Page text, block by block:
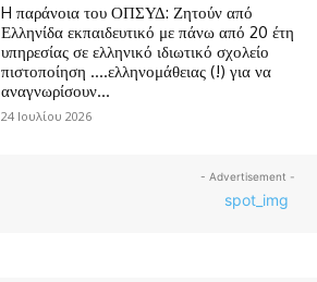
H παράνοια του ΟΠΣΥΔ: Ζητούν από
Ελληνίδα εκπαιδευτικό με πάνω από 20 έτη
υπηρεσίας σε ελληνικό ιδιωτικό σχολείο
πιστοποίηση ….ελληνομάθειας (!) για να
αναγνωρίσουν...
24 Ιουλίου 2026
- Advertisement -